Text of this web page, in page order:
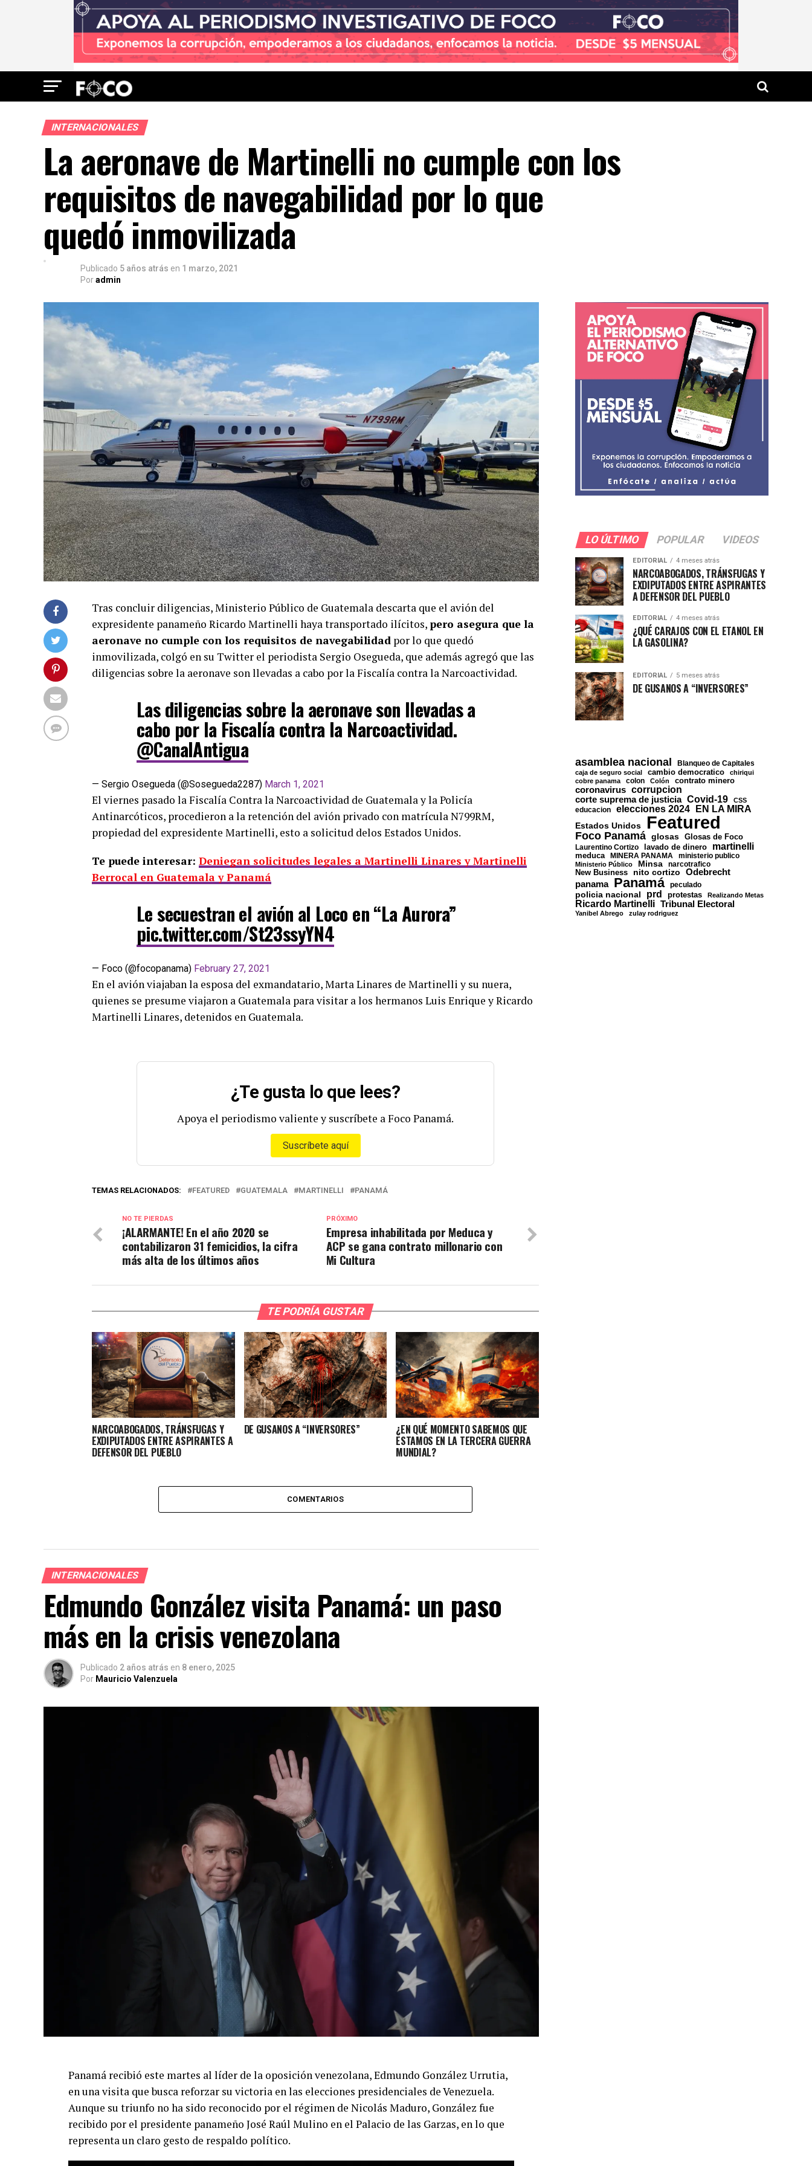
INTERNACIONALES
La aeronave de Martinelli no cumple con los
requisitos de navegabilidad por lo que
quedó inmovilizada
Publicado 5 años atrás en 1 marzo, 2021
Poradmin
Tras concluir diligencias, Ministerio Público de Guatemala descarta que el avión del
expresidente panameño Ricardo Martinelli haya transportado ilícitos, pero asegura que la
aeronave no cumple con los requisitos de navegabilidad por lo que quedó
inmovilizada, colgó en su Twitter el periodista Sergio Osegueda, que además agregó que las
diligencias sobre la aeronave son llevadas a cabo por la Fiscalía contra la Narcoactividad.
Las diligencias sobre la aeronave son llevadas a
cabo por la Fiscalía contra la Narcoactividad.
@CanalAntigua
— Sergio Osegueda (@Sosegueda2287) March 1, 2021
El viernes pasado la Fiscalía Contra la Narcoactividad de Guatemala y la Policía
Antinarcóticos, procedieron a la retención del avión privado con matrícula N799RM,
propiedad del expresidente Martinelli, esto a solicitud delos Estados Unidos.
Te puede interesar: Deniegan solicitudes legales a Martinelli Linares y Martinelli
Berrocal en Guatemala y Panamá
Le secuestran el avión al Loco en “La Aurora”
pic.twitter.com/St23ssyYN4
— Foco (@focopanama) February 27, 2021
En el avión viajaban la esposa del exmandatario, Marta Linares de Martinelli y su nuera,
quienes se presume viajaron a Guatemala para visitar a los hermanos Luis Enrique y Ricardo
Martinelli Linares, detenidos en Guatemala.
¿Te gusta lo que lees?
Apoya el periodismo valiente y suscríbete a Foco Panamá.
Suscríbete aquí
TEMAS RELACIONADOS: FEATURED GUATEMALA MARTINELLI PANAMÁ
PRÓXIMO
Empresa inhabilitada por Meduca y
ACP se gana contrato millonario con
Mi Cultura
NO TE PIERDAS
¡ALARMANTE! En el año 2020 se
contabilizaron 31 femicidios, la cifra
más alta de los últimos años
TE PODRÍA GUSTAR
NARCOABOGADOS, TRÁNSFUGAS Y
EXDIPUTADOS ENTRE ASPIRANTES A
DEFENSOR DEL PUEBLO
DE GUSANOS A “INVERSORES” ¿EN QUÉ MOMENTO SABEMOS QUE
ESTAMOS EN LA TERCERA GUERRA
MUNDIAL?
COMENTARIOS
INTERNACIONALES
Edmundo González visita Panamá: un paso
más en la crisis venezolana
Publicado 2 años atrás en 8 enero, 2025
Por Mauricio Valenzuela
Panamá recibió este martes al líder de la oposición venezolana, Edmundo González Urrutia,
en una visita que busca reforzar su victoria en las elecciones presidenciales de Venezuela.
Aunque su triunfo no ha sido reconocido por el régimen de Nicolás Maduro, González fue
recibido por el presidente panameño José Raúl Mulino en el Palacio de las Garzas, en lo que
representa un claro gesto de respaldo político.
LO ÚLTIMO POPULAR VIDEOS
EDITORIAL 4 meses atrás
NARCOABOGADOS, TRÁNSFUGAS Y
EXDIPUTADOS ENTRE ASPIRANTES
A DEFENSOR DEL PUEBLO
EDITORIAL 4 meses atrás
¿QUÉ CARAJOS CON EL ETANOL EN
LA GASOLINA?
EDITORIAL 5 meses atrás
DE GUSANOS A “INVERSORES”
asamblea nacional Blanqueo de Capitales
caja de seguro social cambio democratico
chiriqui
cobre panama
colon Colón contrato minero
coronavirus corrupcion
corte suprema de justicia Covid-19 CSS
educacion elecciones 2024 EN LA MIRA
Estados Unidos Featured
Foco Panamá glosas Glosas de Foco
Laurentino Cortizo lavado de dinero martinelli
meduca MINERA PANAMA ministerio publico
Ministerio Público Minsa
narcotrafico
New Business
nito cortizo Odebrecht
panama Panamá peculado
policia nacional prd protestas Realizando Metas
Ricardo Martinelli Tribunal Electoral
Yanibel Abrego zulay rodriguez